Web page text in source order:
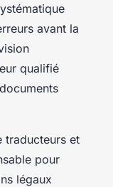
avant la
qualifié
traducteurs et
pour
légaux